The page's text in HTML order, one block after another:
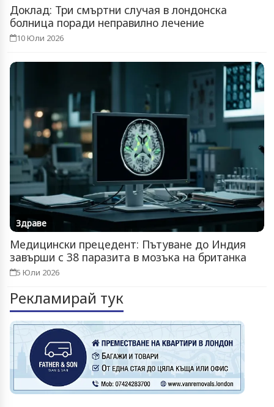
Доклад: Три смъртни случая в лондонска
болница поради неправилно лечение
10 Юли 2026
Здраве
Медицински прецедент: Пътуване до Индия
завърши с 38 паразита в мозъка на британка
5 Юли 2026
Рекламирай тук